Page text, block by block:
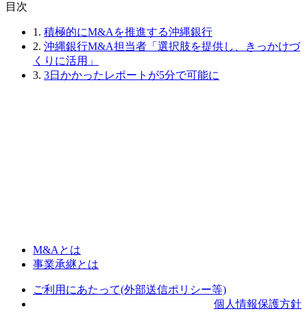
⽬次
1. 積極的にM&Aを推進する沖縄銀行
2. 沖縄銀行M&A担当者「選択肢を提供し、きっかけづ
くりに活用」
3. 3日かかったレポートが5分で可能に
M&Aとは
事業承継とは
ご利用にあたって(外部送信ポリシー等)
個人情報保護方針